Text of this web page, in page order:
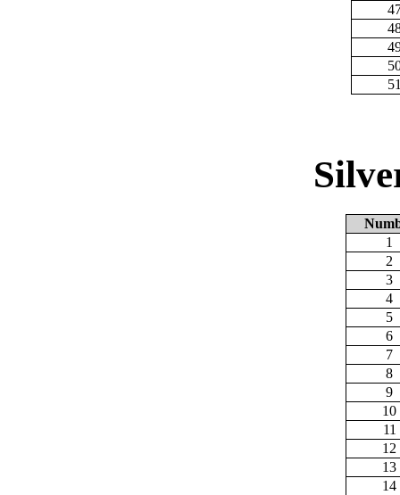
1
2
3
4
5
6
7
8
9
10
11
12
13
14